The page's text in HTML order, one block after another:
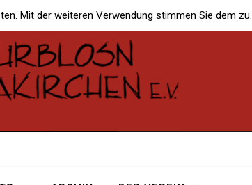
Mit der weiteren Verwendung stimmen Sie dem zu.